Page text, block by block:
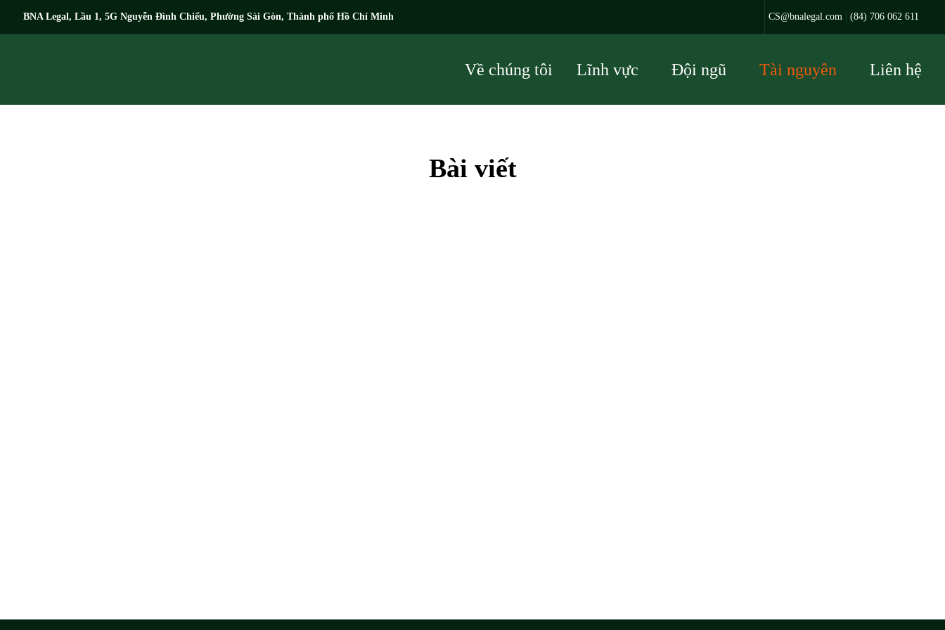
BNA Legal, Lầu 1, 5G Nguyễn Đình Chiểu, Phường Sài Gòn, Thành phố Hồ Chí Minh CS@bnalegal.com (84) 706 062 611
Về chúng tôi Lĩnh vực Đội ngũ Tài nguyên Liên hệ
Bài viết